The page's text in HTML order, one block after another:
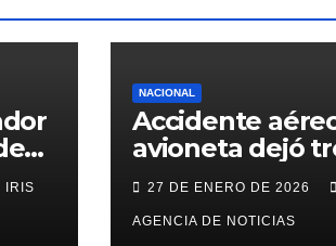
IRIS
NACIONAL
Accidente
avioneta dejó
personas
en provincia de
Morona Santiago
27 DE ENERO DE 2026
AGENCIA DE NOTICIAS